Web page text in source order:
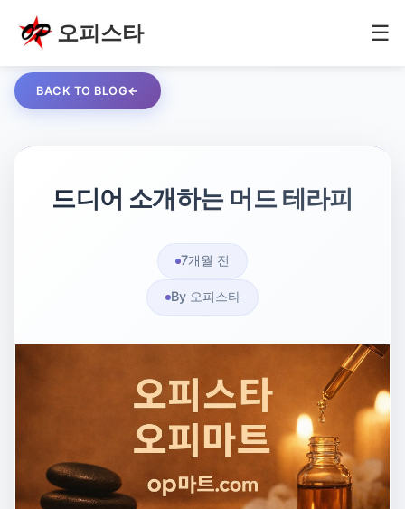
오피스타 ☰
BACK TO BLOG
드디어 소개하는 머드 테라피
7개월 전
By 오피스타